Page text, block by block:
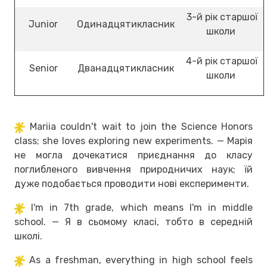
Junior Одинадцятикласник
3-й рік старшої
школи
Senior Дванадцятикласник
4-й рік старшої
школи
Mariia couldn't wait to join the Science Honors
class; she loves exploring new experiments. — Марія
не могла дочекатися приєднання до класу
поглибленого вивчення природничих наук; їй
дуже подобається проводити нові експерименти.
I'm in 7th grade, which means I'm in middle
school. — Я в сьомому класі, тобто в середній
школі.
As a freshman, everything in high school feels